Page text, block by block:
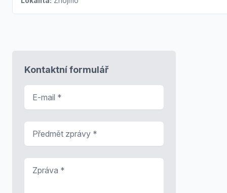
Kontaktní formulář